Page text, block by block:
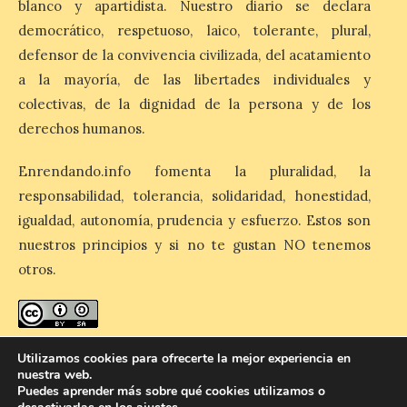
cargo de Arturo Martínez
Matilla
8 Ago 2026
El Ayuntamiento de La
Bañeza designa a Arturo
2026. Tendrá lugar este
sábado 8 de agosto a las 21,00 horas en el
teatro municipal de La Bañeza. El
comunicador astorgano Arturo Martínez
La I Feria de la Cerveza
Artesana de Astorga
arranca con una gran
acogida del público
8 Ago 2026
blanco y apartidista. Nuestro diario se declara
democrático, respetuoso, laico, tolerante, plural,
defensor de la convivencia civilizada, del acatamiento
a la mayoría, de las libertades individuales y
colectivas, de la dignidad de la persona y de los
derechos humanos.
Enrendando.info fomenta la pluralidad, la
responsabilidad, tolerancia, solidaridad, honestidad,
igualdad, autonomía, prudencia y esfuerzo. Estos son
nuestros principios y si no te gustan NO tenemos
otros.
Reconocimiento-CompartirIgual 4.0 Internacional
Utilizamos cookies para ofrecerte la mejor experiencia en
nuestra web.
Puedes aprender más sobre qué cookies utilizamos o